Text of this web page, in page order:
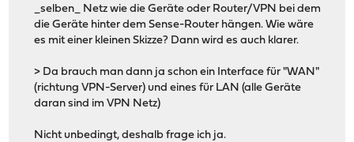
_selben_ Netz wie die Geräte oder Router/VPN bei dem
die Geräte hinter dem Sense-Router hängen. Wie wäre
es mit einer kleinen Skizze? Dann wird es auch klarer.
> Da brauch man dann ja schon ein Interface für "WAN"
(richtung VPN-Server) und eines für LAN (alle Geräte
daran sind im VPN Netz)
Nicht unbedingt, deshalb frage ich ja.